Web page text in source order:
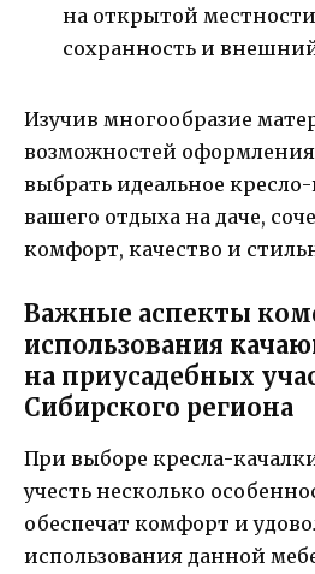
на открытой
сохранность и
Изучив многообразие
возможностей
выбрать идеальное
вашего отдыха на даче,
комфорт, качество и
Важные аспекты
использования
на приусадебных
Сибирского региона
При выборе кресла-
учесть несколько
обеспечат комфорт и
использования данной